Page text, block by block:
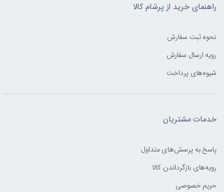
راهنمای خرید از پرشام کالا
نحوه ثبت سفارش
رویه ارسال سفارش
شیوه‌های پرداخت
خدمات مشتریان
پاسخ به پرسش‌های متداول
رویه‌های بازگرداندن کالا
حریم خصوصی